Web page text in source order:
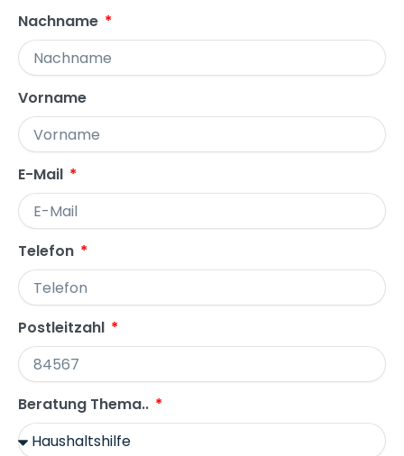
Nachname
Vorname
E-Mail
Telefon
Postleitzahl
Beratung Thema..